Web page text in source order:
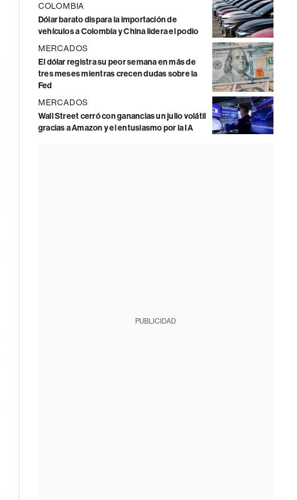
COLOMBIA
Dólar barato dispara la importación de
vehículos a Colombia y China lidera el podio
MERCADOS
El dólar registra su peor semana en más de
tres meses mientras crecen dudas sobre la
Fed
MERCADOS
Wall Street cerró con ganancias un julio volátil
gracias a Amazon y el entusiasmo por la IA
PUBLICIDAD